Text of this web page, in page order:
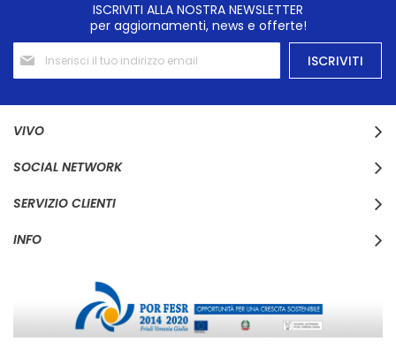
ISCRIVITI ALLA NOSTRA NEWSLETTER
per aggiornamenti, news e offerte!
Iscriviti
alla
nostra
ISCRIVITI
VIVO
SOCIAL NETWORK
SERVIZIO CLIENTI
INFO